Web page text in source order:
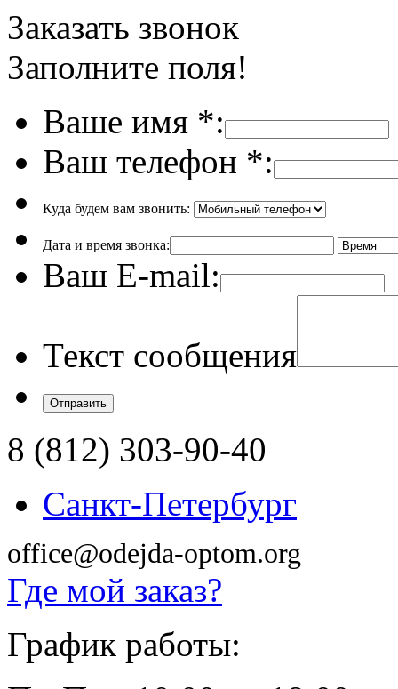
Заказать звонок
Заполните поля!
Ваше имя *:
Ваш телефон *:
Куда будем вам звонить:
Дата и время звонка:
Ваш E-mail:
Текст сообщения
8 (812) 303-90-40
Санкт-Петербург
office@odejda-optom.org
Где мой заказ?
График работы: